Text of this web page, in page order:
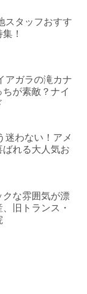
スタッフおすす
！
アガラの滝カナ
が素敵？ナイ
迷わない！アメ
ばれる大人気お
な雰囲気が漂
旧トランス・